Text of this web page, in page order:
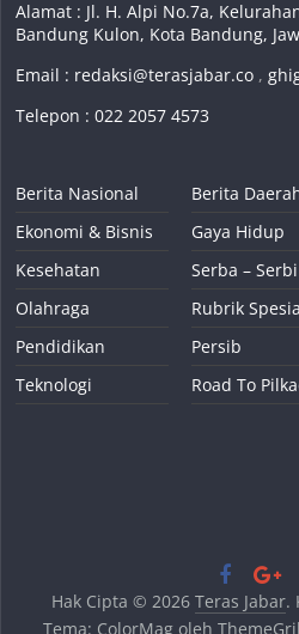
Alamat : Jl. H. Alpi No.7a,
Bandung Kulon, Kota Bandung,
Email : redaksi@terasjabar.co ,
Telepon : 022 2057 4573
Berita Nasional
Ekonomi & Bisnis
Kesehatan
Olahraga
Pendidikan
Teknologi
Berita
Gaya Hidup
Serba – Serbi
Rubrik
Persib
Road To
Hak Cipta © 2026 Teras Jabar.
Tema: ColorMagoleh